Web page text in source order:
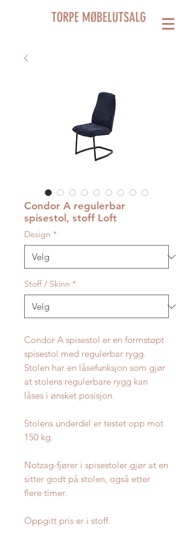
TORPE MØBELUTSALG
Condor A regulerbar
spisestol, stoff Loft
Design *
Stoff / Skinn *
Condor A spisestol er en formstøpt
spisestol med regulerbar rygg.
Stolen har en låsefunksjon som gjør
at stolens regulerbare rygg kan
låses i ønsket posisjon.
Stolens underdel er testet opp mot
150 kg.
Notzag-fjører i spisestoler gjør at en
sitter godt på stolen, også etter
flere timer.
Oppgitt pris er i stoff.